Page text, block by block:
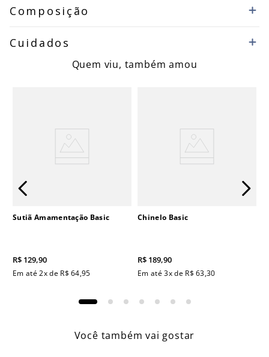
Composição
Cuidados
Quem viu, também amou
Sutiã Amamentação Basic
R$ 129,90
Em até2x de R$ 64,95
Chinelo Basic
R$ 189,90
Em até3x de R$ 63,30
Você também vai gostar